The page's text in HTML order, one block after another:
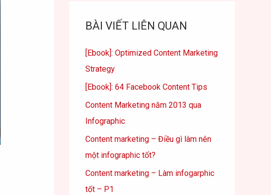
BÀI VIẾT LIÊN QUAN
[Ebook]: Optimized Content Marketing
Strategy
[Ebook]: 64 Facebook Content Tips
Content Marketing năm 2013 qua
Infographic
Content marketing – Điều gì làm nên
một infographic tốt?
Content marketing – Làm infogarphic
tốt – P1